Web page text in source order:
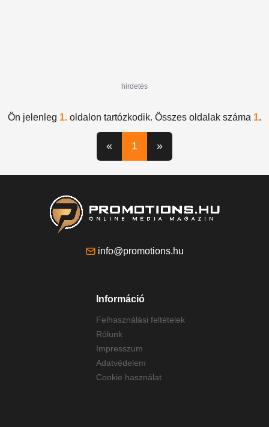
hirdetés
Ön jelenleg 1. oldalon tartózkodik. Összes oldalak száma 1.
« 1 »
info@promotions.hu
Információ
Felhasználási feltételek
Rólunk
Impresszum
Adatvédelem
Cookie használat